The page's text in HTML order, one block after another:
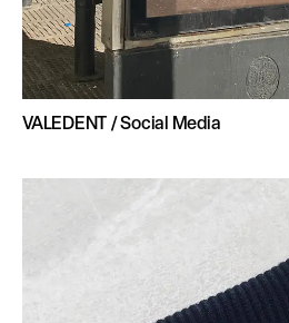
VALEDENT / Social Media